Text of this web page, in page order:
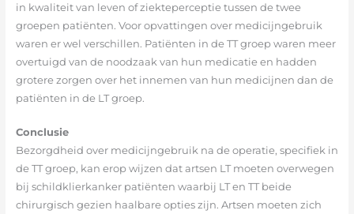
in kwaliteit van leven of ziekteperceptie tussen de twee
groepen patiënten. Voor opvattingen over medicijngebruik
waren er wel verschillen. Patiënten in de TT groep waren meer
overtuigd van de noodzaak van hun medicatie en hadden
grotere zorgen over het innemen van hun medicijnen dan de
patiënten in de LT groep.
Conclusie
Bezorgdheid over medicijngebruik na de operatie, specifiek in
de TT groep, kan erop wijzen dat artsen LT moeten overwegen
bij schildklierkanker patiënten waarbij LT en TT beide
chirurgisch gezien haalbare opties zijn. Artsen moeten zich